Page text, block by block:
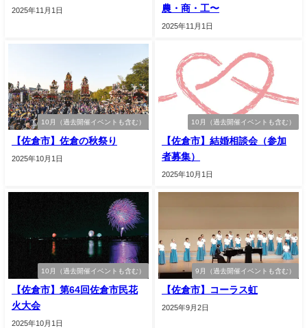
2025年11月1日 農・商・工〜
2025年11月1日
10月（過去開催イベントも含む）
【佐倉市】佐倉の秋祭り
2025年10月1日
10月（過去開催イベントも含む）
【佐倉市】結婚相談会（参加
者募集）
2025年10月1日
10月（過去開催イベントも含む）
【佐倉市】第64回佐倉市民花
火大会
2025年10月1日
9月（過去開催イベントも含む）
【佐倉市】コーラス虹
2025年9月2日